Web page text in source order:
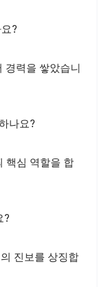
?
경력을 쌓았습니
나요?
핵심 역할을 합
?
진보를 상징합